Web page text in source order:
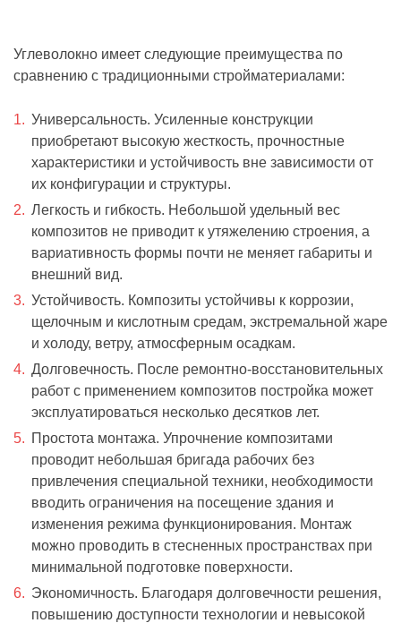
Углеволокно имеет следующие преимущества по
сравнению с традиционными стройматериалами:
Универсальность. Усиленные конструкции
приобретают высокую жесткость, прочностные
характеристики и устойчивость вне зависимости от
их конфигурации и структуры.
Легкость и гибкость. Небольшой удельный вес
композитов не приводит к утяжелению строения, а
вариативность формы почти не меняет габариты и
внешний вид.
Устойчивость. Композиты устойчивы к коррозии,
щелочным и кислотным средам, экстремальной жаре
и холоду, ветру, атмосферным осадкам.
Долговечность. После ремонтно-восстановительных
работ с применением композитов постройка может
эксплуатироваться несколько десятков лет.
Простота монтажа. Упрочнение композитами
проводит небольшая бригада рабочих без
привлечения специальной техники, необходимости
вводить ограничения на посещение здания и
изменения режима функционирования. Монтаж
можно проводить в стесненных пространствах при
минимальной подготовке поверхности.
Экономичность. Благодаря долговечности решения,
повышению доступности технологии и невысокой